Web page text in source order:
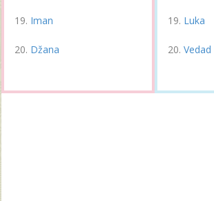
Iman
Džana
Luka
Vedad